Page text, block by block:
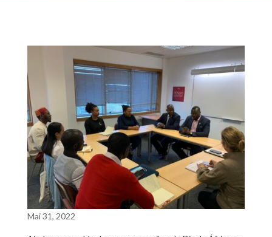
Mai 31, 2022